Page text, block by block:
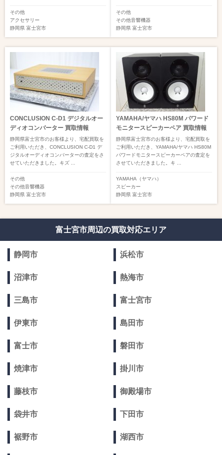
その他
アクセサリー
静岡県 富士宮市
その他
その他音響機器
静岡県 富士宮市
CONCLUSION C-D1 デジタルオー
ディオコンバーター 買取情報
静岡県富士宮市のお客様より、宅配買取を
ご利用いただき、CONCLUSION C-D1 デ
ジタルオーディオコンバーターの査定をさ
せていただきました。キズ ...
その他
その他音響機器
静岡県 富士宮市
YAMAHA/ヤマハ HS80M パワード
モニタースピーカーペア 買取情報
静岡県富士宮市のお客様より、宅配買取を
ご利用いただき、YAMAHA/ヤマハ HS80M
パワードモニタースピーカーペアの査定を
させていただきました。キ ...
YAMAHA（ヤマハ）
スピーカー
静岡県 富士宮市
富士宮市周辺の買取対応エリア
静岡市 浜松市
沼津市 熱海市
三島市 富士宮市
伊東市 島田市
富士市 磐田市
焼津市 掛川市
藤枝市 御殿場市
袋井市 下田市
裾野市 湖西市